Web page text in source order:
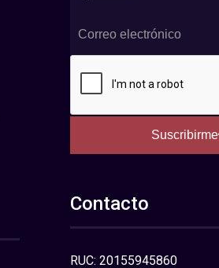
Suscribirme
Contacto
RUC: 20155945860